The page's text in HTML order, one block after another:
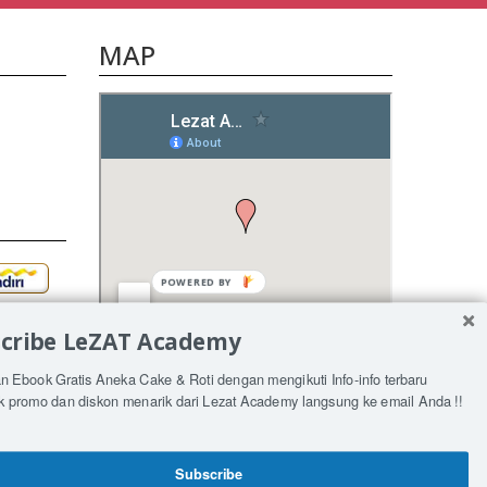
MAP
LeZAT Academy
Ebook Gratis Aneka Cake & Roti dengan mengikuti Info-info terbaru
promo dan diskon menarik dari Lezat Academy langsung ke email Anda !!
Subscribe
POWERED
BY